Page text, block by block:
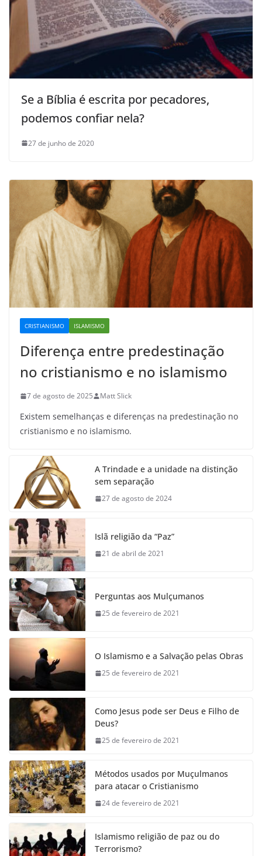
Se a Bíblia é escrita por pecadores,
podemos confiar nela?
27 de junho de 2020
CRISTIANISMO ISLAMISMO
Diferença entre predestinação
no cristianismo e no islamismo
7 de agosto de 2025 Matt Slick
Existem semelhanças e diferenças na predestinação no
cristianismo e no islamismo.
A Trindade e a unidade na distinção
sem separação
27 de agosto de 2024
Islã religião da “Paz”
21 de abril de 2021
Perguntas aos Mulçumanos
25 de fevereiro de 2021
O Islamismo e a Salvação pelas Obras
25 de fevereiro de 2021
Como Jesus pode ser Deus e Filho de
Deus?
25 de fevereiro de 2021
Métodos usados por Muçulmanos
para atacar o Cristianismo
24 de fevereiro de 2021
Islamismo religião de paz ou do
Terrorismo?